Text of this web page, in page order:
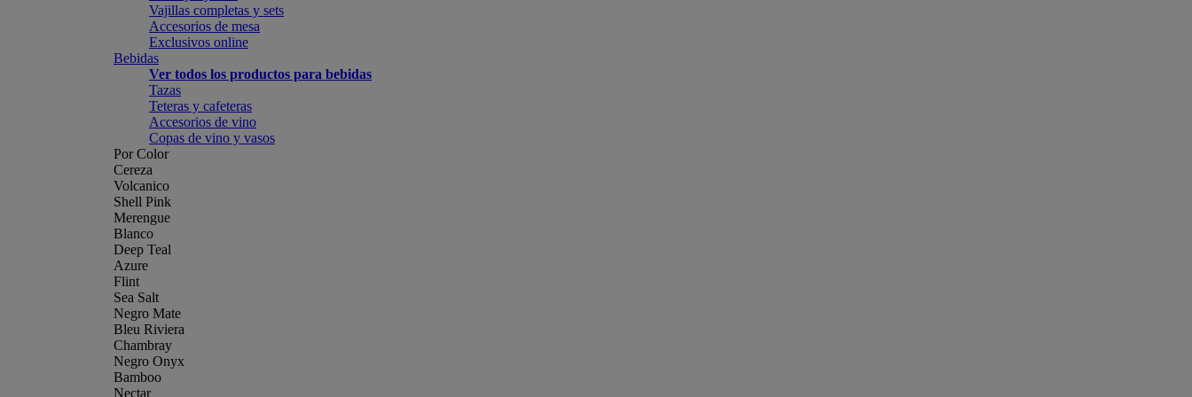
Vajillas completas y sets
Accesorios de mesa
Exclusivos online
Bebidas
Ver todos los productos para bebidas
Tazas
Teteras y cafeteras
Accesorios de vino
Copas de vino y vasos
Por Color
Cereza
Volcanico
Shell Pink
Merengue
Blanco
Deep Teal
Azure
Flint
Sea Salt
Negro Mate
Bleu Riviera
Chambray
Negro Onyx
Bamboo
Nectar